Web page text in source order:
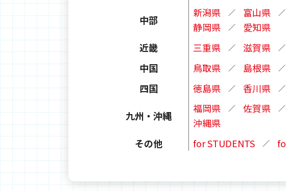
中部
新潟県 富山県
静岡県
愛知県
近畿
三重県 滋賀県
中国
鳥取県 島根県
四国
徳島県 香川県
九州・沖縄
福岡県 佐賀県
沖縄県
その他
for STUDENTS